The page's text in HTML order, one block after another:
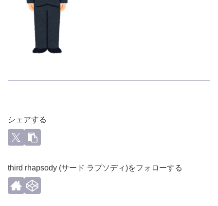
シェアする
third rhapsody (サード ラプソディ)をフォローする